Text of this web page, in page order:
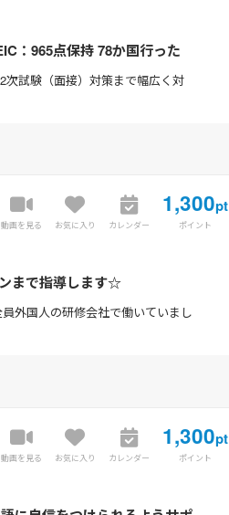
：965点保持 78か国行った
試験（面接）対策まで幅広く対
動画を見る お気に入り カレンダー
1,300pt
ポイント
まで指導します☆
外国人の研修会社で働いていまし
動画を見る お気に入り カレンダー
1,300pt
ポイント